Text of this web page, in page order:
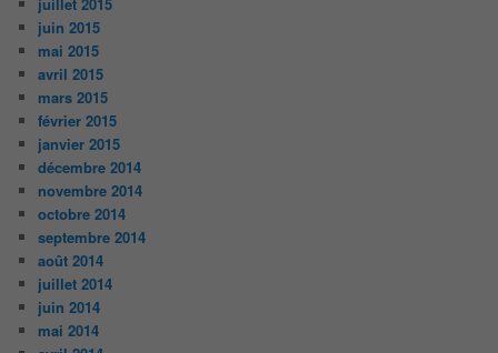
juin 2015
mai 2015
avril 2015
mars 2015
février 2015
janvier 2015
décembre 2014
novembre 2014
octobre 2014
septembre 2014
août 2014
juillet 2014
juin 2014
mai 2014